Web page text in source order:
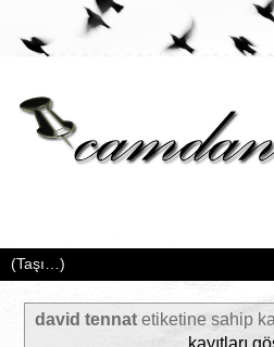
david tennat etiketine sahip
kayıtları